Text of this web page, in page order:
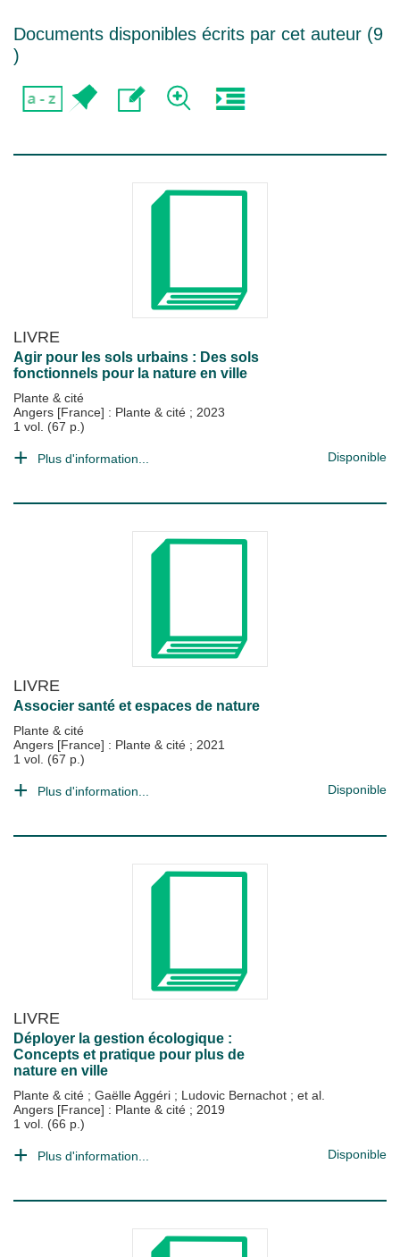
Documents disponibles écrits par cet auteur (9
)
LIVRE
Agir pour les sols urbains : Des sols
fonctionnels pour la nature en ville
Plante & cité
Angers [France] : Plante & cité ; 2023
1 vol. (67 p.)
Plus d'information... Disponible
LIVRE
Associer santé et espaces de nature
Plante & cité
Angers [France] : Plante & cité ; 2021
1 vol. (67 p.)
Plus d'information... Disponible
LIVRE
Déployer la gestion écologique :
Concepts et pratique pour plus de
nature en ville
Plante & cité ; Gaëlle Aggéri ; Ludovic Bernachot ; et al.
Angers [France] : Plante & cité ; 2019
1 vol. (66 p.)
Plus d'information... Disponible